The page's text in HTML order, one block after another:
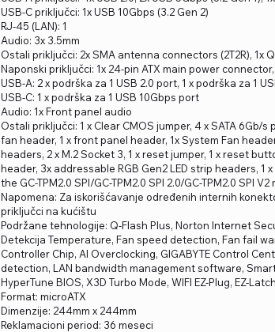
USB-C priključci: 1x USB 10Gbps (3.2 Gen 2)
RJ-45 (LAN): 1
Audio: 3x 3.5mm
Ostali priključci: 2x SMA antenna connectors (2T2R), 1x
Naponski priključci: 1x 24-pin ATX main power
USB-A: 2 x podrška za 1 USB 2.0 port, 1 x podrška za 1
USB-C: 1 x podrška za 1 USB 10Gbps port
Audio: 1x Front panel audio
Ostali priključci: 1 x Clear CMOS jumper, 4 x SATA 6Gb/s
fan header, 1 x front panel header, 1x System Fan
headers, 2 x M.2 Socket 3, 1 x reset jumper, 1 x reset
header, 3x addressable RGB Gen2 LED strip headers, 1
the GC-TPM2.0 SPI/GC-TPM2.0 SPI 2.0/GC-TPM2.0 SPI
Napomena: Za iskorišćavanje određenih internih
priključci na kućištu
Podržane tehnologije: Q-Flash Plus, Norton Internet
Detekcija Temperature, Fan speed detection, Fan fail
Controller Chip, AI Overclocking, GIGABYTE Control
detection, LAN bandwidth management software, Smart
HyperTune BIOS, X3D Turbo Mode, WIFI EZ-Plug, EZ-
Format: microATX
Dimenzije: 244mm x 244mm
Reklamacioni period: 36 meseci